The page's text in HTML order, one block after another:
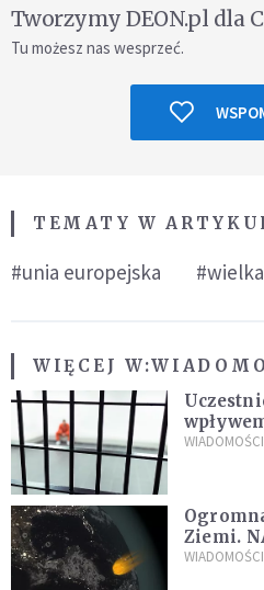
Tworzymy DEON.pl dla
Tu możesz nas wesprzeć.
TEMATY W
#unia europejska
WIĘCEJ W:
zdanie
Ziemi.